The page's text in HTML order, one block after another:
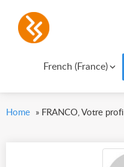
French (France)
Home » FRANCO, Votre profil